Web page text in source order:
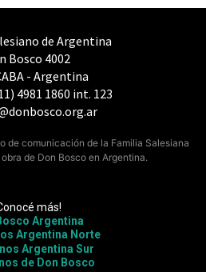
de Argentina
Bosco 4002
- Argentina
4981 1860 int. 123
de comunicación de la Familia Salesiana
de Don Bosco en Argentina.
más!
Argentina
Argentina Norte
Argentina Sur
de Don Bosco